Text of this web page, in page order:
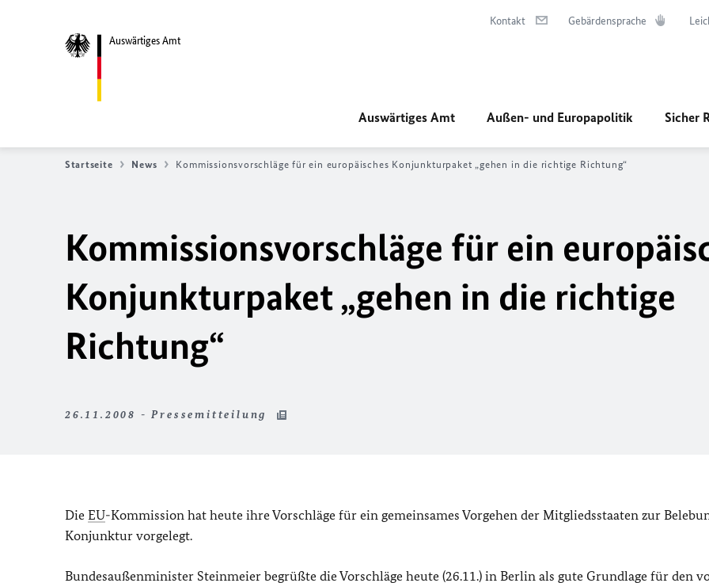
Auswärtiges Amt
Kontakt Gebärdensprache
Auswärtiges Amt Außen- und Europapolitik Sicher
Startseite News Kommissionsvorschläge für ein europäisches Konjunkturpaket „gehen in die richtige Richtung“
Kommissionsvorschläge für ein
Konjunkturpaket „gehen in die richtige
Richtung“
26.11.2008 - Pressemitteilung
Die EU-Kommission hat heute ihre Vorschläge für ein gemeinsames Vorgehen der Mitgliedsstaaten zur
Konjunktur vorgelegt.
Bundesaußenminister Steinmeier begrüßte die Vorschläge heute (26.11.) in Berlin als gute Grundlage für den